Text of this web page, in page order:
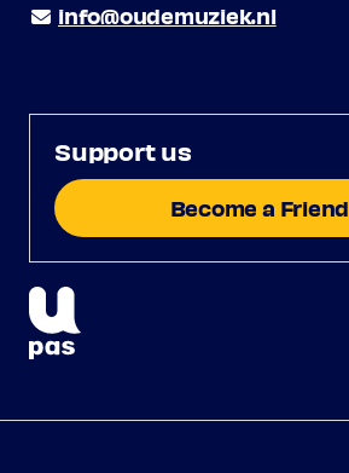
info@oudemuziek.nl
Support us
Become a Friend